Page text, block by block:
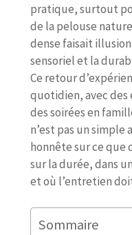
pratique, surtout
de la pelouse
dense faisait
sensoriel et la
Ce retour
quotidien, avec des
des soirées en
n’est pas un simple
honnête sur ce que
sur la durée, dans
et où l’entretien
Sommaire